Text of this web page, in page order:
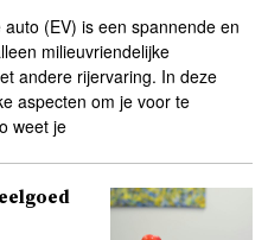
(EV) is een spannende en
milieuvriendelijke
andere rijervaring. In deze
aspecten om je voor te
weet je